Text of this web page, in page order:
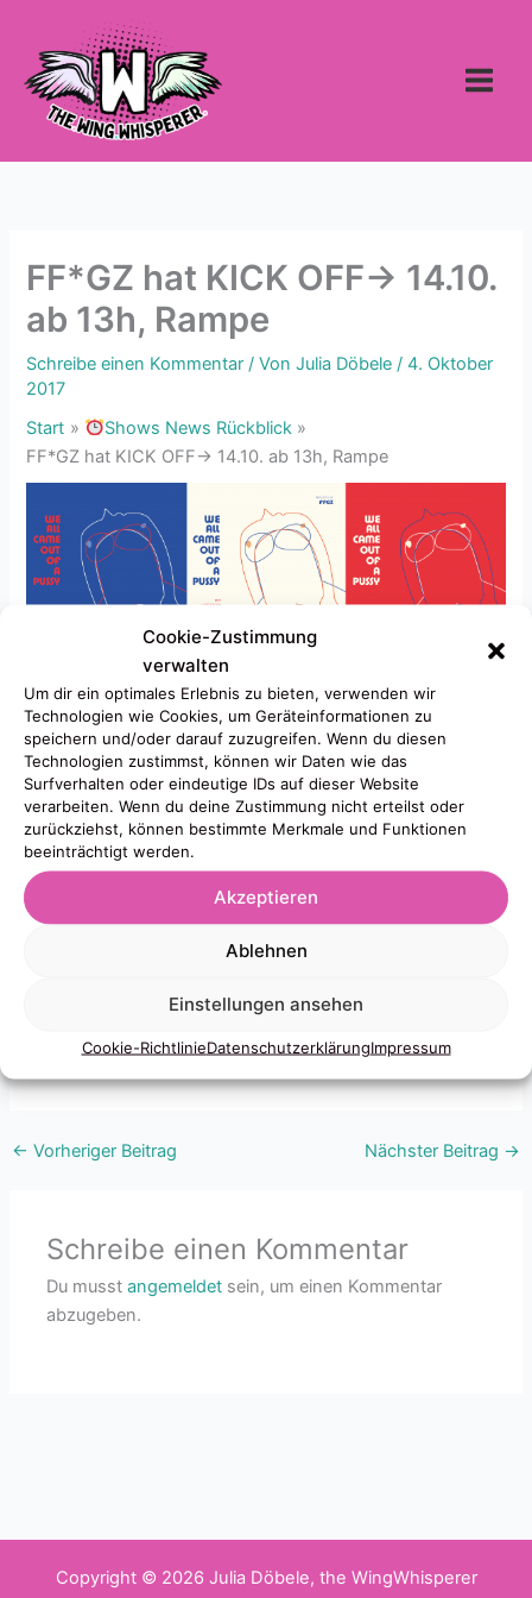
Cookie-Zustimmung
verwalten
Um dir ein optimales Erlebnis zu bieten, verwenden wir
Technologien wie Cookies, um Geräteinformationen zu
speichern und/oder darauf zuzugreifen. Wenn du diesen
Technologien zustimmst, können wir Daten wie das
Surfverhalten oder eindeutige IDs auf dieser Website
verarbeiten. Wenn du deine Zustimmung nicht erteilst oder
zurückziehst, können bestimmte Merkmale und Funktionen
beeinträchtigt werden.
Akzeptieren
Ablehnen
Einstellungen ansehen
Cookie-RichtlinieDatenschutzerklärungImpressum
springen
FF*GZ hat KICK OFF-> 14.10.
ab 13h, Rampe
Schreibe einen Kommentar / VonJulia Döbele/4. Oktober
2017
Start
Shows News Rückblick
FF*GZ hat KICK OFF-> 14.10. ab 13h, Rampe
FF*GZ,
jetzt mit Sternchen legt los. Feministisches Frauen*
Gesundheits Zentrum erneuert sich und feiert mit Euch. U.a
mit Mithu Sanyal, ich bin ja Fan, aber noch viel mehr.
Kommt in dieRampe.
ab 13 Vorträge und mehr
„We all came out of a Pussy!“ so sieht’s aus!
← Vorheriger Beitrag Nächster Beitrag →
Schreibe einen Kommentar
Du musstangemeldet sein, um einen Kommentar
abzugeben.
Copyright © 2026 Julia Döbele, the WingWhisperer